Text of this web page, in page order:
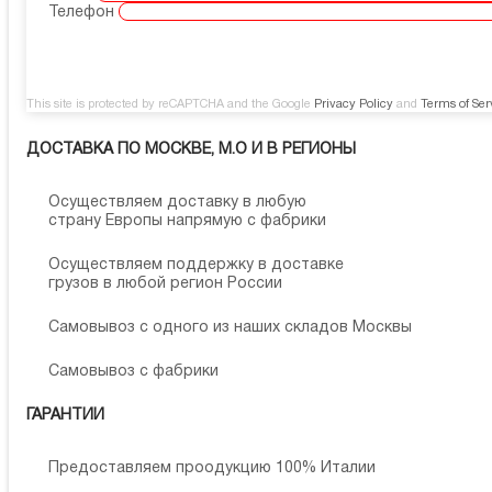
Телефон
This site is protected by reCAPTCHA and the Google Privacy Policy and Terms of
ДОСТАВКА ПО МОСКВЕ, М.О И В РЕГИОНЫ
Осуществляем доставку в любую
страну Европы напрямую с фабрики
Осуществляем поддержку в доставке
грузов в любой регион России
Самовывоз с одного из наших складов Москвы
Самовывоз с фабрики
ГАРАНТИИ
Предоставляем проодукцию 100% Италии